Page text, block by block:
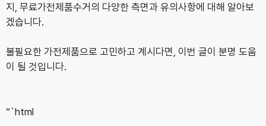
지, 무료가전제품수거의 다양한 측면과 유의사항에 대해 알아보
겠습니다.
불필요한 가전제품으로 고민하고 계시다면, 이번 글이 분명 도움
이 될 것입니다.
“`html